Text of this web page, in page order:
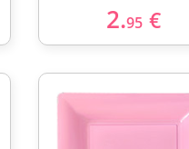
2.95 €